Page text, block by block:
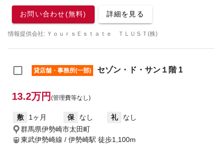
お問い合わせ(無料) 詳細を見る
情報提供会社: ＹｏｕｒｓＥｓｔａｔｅ ＴＬＵＳＴ(株)
貸店舗・事務所(一部) セゾン・ド・サン１階 1
13.2万円 (管理費等なし)
敷 1ヶ月 保 なし 礼
なし
群馬県伊勢崎市太田町
東武伊勢崎線 / 伊勢崎駅 徒歩1,100m